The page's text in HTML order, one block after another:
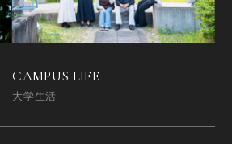
CAMPUS LIFE
大学生活